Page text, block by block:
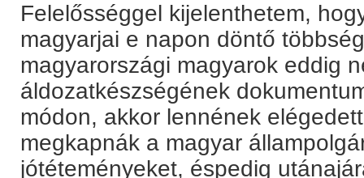
Felelősséggel kijelenthetem,
magyarjai e napon döntő
magyarországi magyarok eddig
áldozatkészségének
módon, akkor lennének
megkapnák a magyar
jótéteményeket, éspedig